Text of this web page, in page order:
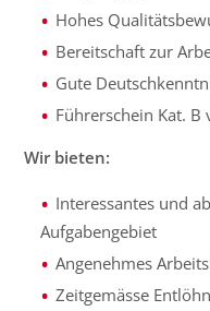
Hohes
Bereitschaft zur
Gute
Führerschein Kat. B
Wir bieten:
Interessantes und
Aufgabengebiet
Angenehmes
Zeitgemässe